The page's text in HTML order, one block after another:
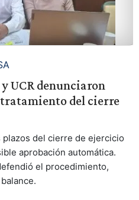
UCR denunciaron
del cierre
del cierre de ejercicio
aprobación automática.
el procedimiento,